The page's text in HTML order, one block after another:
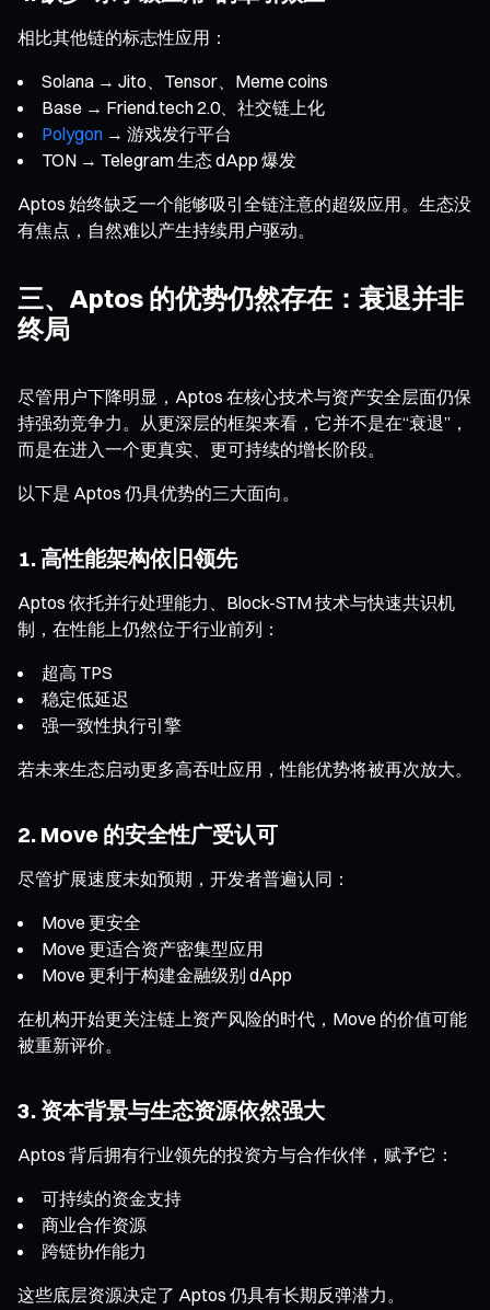
相比其他链的标志性应用：
Solana → Jito、Tensor、Meme coins
Base → Friend.tech 2.0、社交链上化
Polygon → 游戏发行平台
TON → Telegram 生态 dApp 爆发
Aptos 始终缺乏一个能够吸引全链注意的超级应用。生态没
有焦点，自然难以产生持续用户驱动。
三、Aptos 的优势仍然存在：衰退并非
终局
尽管用户下降明显，Aptos 在核心技术与资产安全层面仍保
持强劲竞争力。从更深层的框架来看，它并不是在“衰退”，
而是在进入一个更真实、更可持续的增长阶段。
以下是 Aptos 仍具优势的三大面向。
1. 高性能架构依旧领先
Aptos 依托并行处理能力、Block-STM 技术与快速共识机
制，在性能上仍然位于行业前列：
超高 TPS
稳定低延迟
强一致性执行引擎
若未来生态启动更多高吞吐应用，性能优势将被再次放大。
2. Move 的安全性广受认可
尽管扩展速度未如预期，开发者普遍认同：
Move 更安全
Move 更适合资产密集型应用
Move 更利于构建金融级别 dApp
在机构开始更关注链上资产风险的时代，Move 的价值可能
被重新评价。
3. 资本背景与生态资源依然强大
Aptos 背后拥有行业领先的投资方与合作伙伴，赋予它：
可持续的资金支持
商业合作资源
跨链协作能力
这些底层资源决定了 Aptos 仍具有长期反弹潜力。